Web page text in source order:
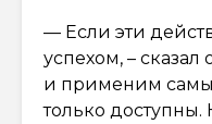
— Если эти
успехом, –
и применим
только доступны.